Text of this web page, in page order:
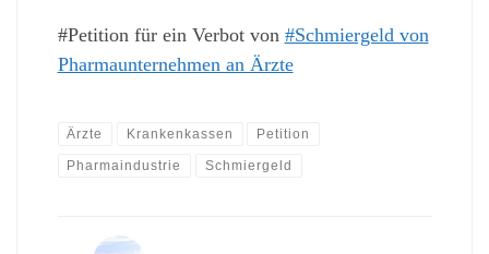
#Petition für ein Verbot von #Schmiergeld von
Pharmaunternehmen an Ärzte
Ärzte Krankenkassen Petition
Pharmaindustrie Schmiergeld